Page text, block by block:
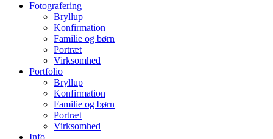
Fotografering
Bryllup
Konfirmation
Familie og børn
Portræt
Virksomhed
Portfolio
Bryllup
Konfirmation
Familie og børn
Portræt
Virksomhed
Info